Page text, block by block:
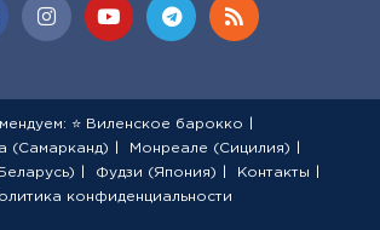
⭐ Виленское барокко
(Самарканд)
Монреале (Сицилия)
Фудзи (Япония)
Контакты
конфиденциальности